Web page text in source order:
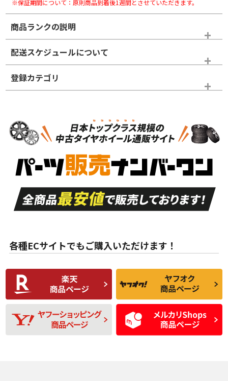
※保証期間について：原則商品到着後1週間とさせていただきます。
商品ランクの説明
※商品ランクは出品者の主観により判断しておりますので、あら
かじめご了承ください。
ホイールランク
S
品）
S
新車外し品（新古
付き
A
走行距離も少なく、
目立つ傷もほとんど
ない中古品
A
走行距離も少なく、
非常に状態の良い中
古品
な中古品
んどない中古品
C
比較的きれいな中古
品
C
られるが、使用に問
題のない中古品
D
使用感や目立つ傷が
あり、一般的な中古
品
D
残り溝も少なく、偏
磨耗がみられ、短期
間使用できるくらい
の中古品
配送スケジュールについて
登録カテゴリ
スタッドレスタイヤホイールセット
各種ECサイトでもご購入いただけます！